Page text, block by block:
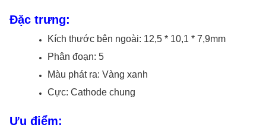
Đặc trưng:
Kích thước bên ngoài: 12,5 * 10,1 * 7,9mm
Phân đoạn: 5
Màu phát ra: Vàng xanh
Cực: Cathode chung
Ưu điểm: